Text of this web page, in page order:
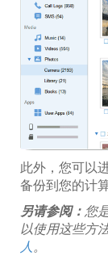
此外，您可以
备份到您的计算
另请参阅： 您
以使用这些方
人。